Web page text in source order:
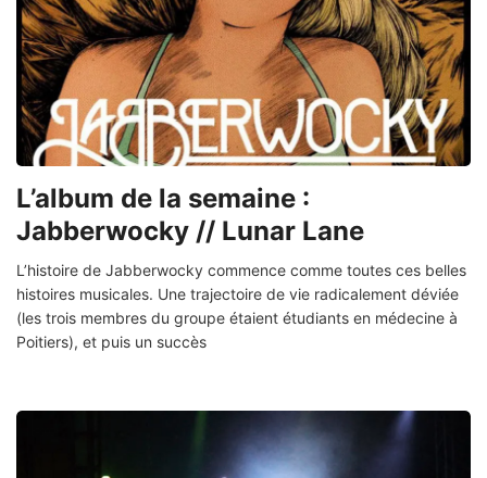
L’album de la semaine :
Jabberwocky // Lunar Lane
L’histoire de Jabberwocky commence comme toutes ces belles
histoires musicales. Une trajectoire de vie radicalement déviée
(les trois membres du groupe étaient étudiants en médecine à
Poitiers), et puis un succès